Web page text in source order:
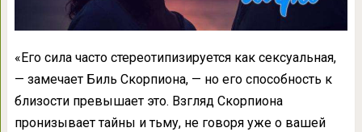
«Его сила часто стереотипизируется как сексуальная,
— замечает Биль Скорпиона, — но его способность к
близости превышает это. Взгляд Скорпиона
пронизывает тайны и тьму, не говоря уже о вашей